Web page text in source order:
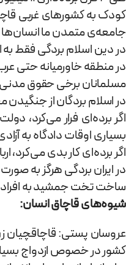
کودک به کشورهای غربی
جامعه‌ی متمدن ما انسان‌ها
در دین اسلام بردگی فقط
در منطقه خاورمیانه حتی
مسلمانان برخی حقوق مدنی
در اسلام بردگان از
اگر برده‌ای فرار می‌کرد،
بسیاری اوقات دادگاه به
اگر برده‌ای کار بدی می‌کرد،
در ایران بردگی هرگز به
ساخت تخت جمشید به
شیوه‌های قاچاق انسان:
عروسان پستی: قاچاقچیان
کشور در خصوص ازدواج